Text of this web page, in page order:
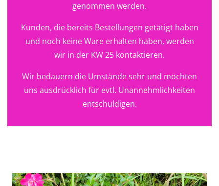
genommen werden.
Kunden, die bereits Bestellungen getätigt haben
und noch keine Ware erhalten haben, werden
wir in der KW 25 kontaktieren.
Wir bedauern die Umstände sehr und möchten
uns ausdrücklich für evtl. Unannehmlichkeiten
entschuldigen.